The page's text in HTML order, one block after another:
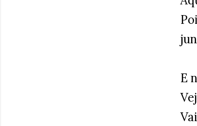
E